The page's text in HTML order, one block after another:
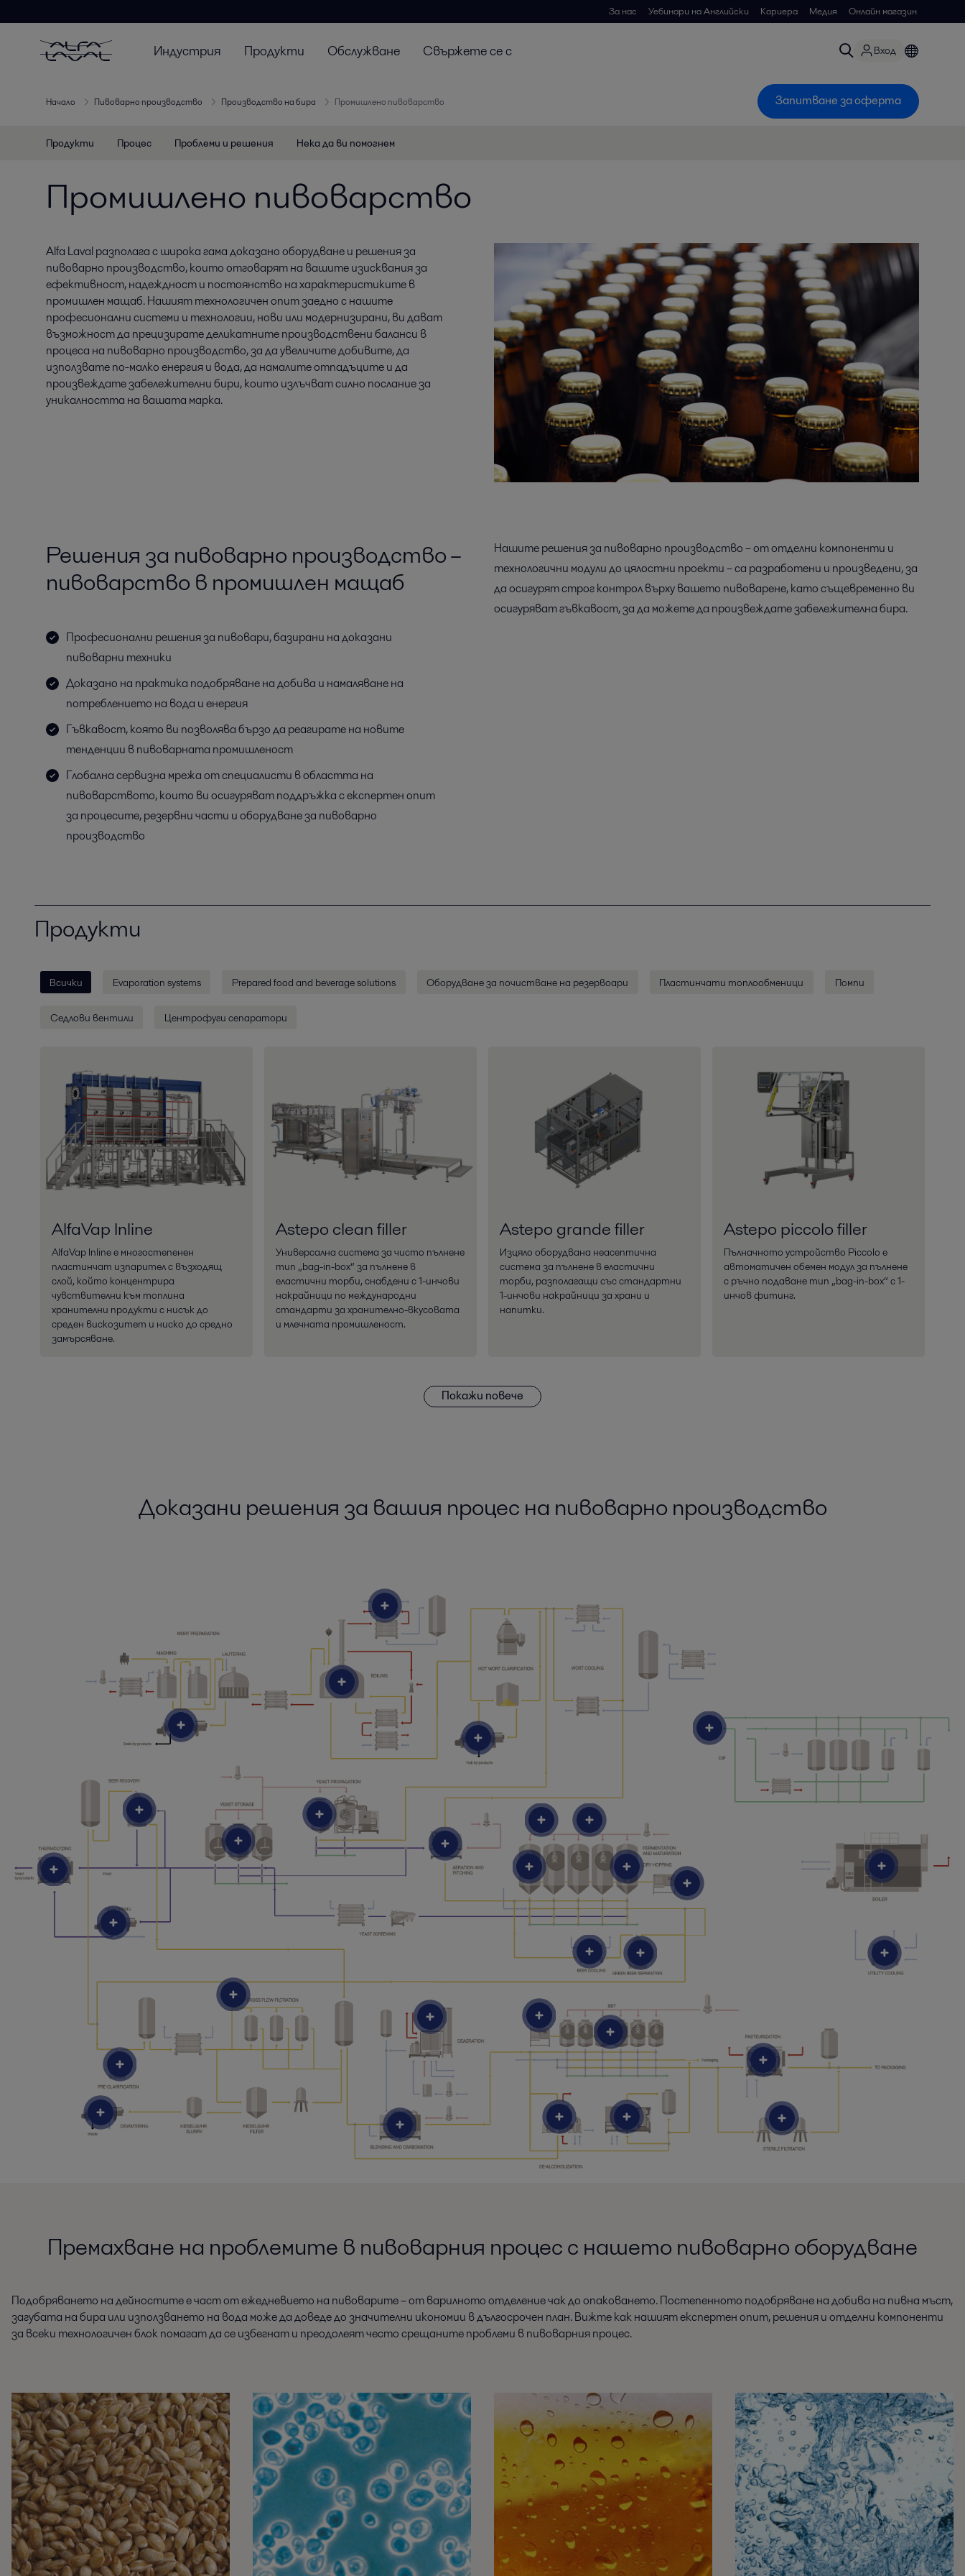
За нас Уебинари на Английски Кариера Медия Онлайн магазин
Индустрия Продукти Обслужване Свържете се с Вход
Начало Пивоварно производство Производство на бира Промишлено пивоварство Запитване за оферта
Продукти Процес Проблеми и решения Нека да ви помогнем
Промишлено пивоварство
Alfa Laval разполага с широка гама доказано оборудване и решения за
пивоварно производство, които отговарят на вашите изисквания за
ефективност, надеждност и постоянство на характеристиките в
промишлен мащаб. Нашият технологичен опит заедно с нашите
професионални системи и технологии, нови или модернизирани, ви дават
възможност да прецизирате деликатните производствени баланси в
процеса на пивоварно производство, за да увеличите добивите, да
използвате по-малко енергия и вода, да намалите отпадъците и да
произвеждате забележителни бири, които излъчват силно послание за
уникалността на вашата марка.
Решения за пивоварно производство –
пивоварство в промишлен мащаб
Професионални решения за пивовари, базирани на доказани
пивоварни техники
Доказано на практика подобряване на добива и намаляване на
потреблението на вода и енергия
Гъвкавост, която ви позволява бързо да реагирате на новите
тенденции в пивоварната промишленост
Глобална сервизна мрежа от специалисти в областта на
пивоварството, които ви осигуряват поддръжка с експертен опит
за процесите, резервни части и оборудване за пивоварно
производство
Нашите решения за пивоварно производство – от отделни компоненти и
технологични модули до цялостни проекти – са разработени и произведени, за
да осигурят строг контрол върху вашето пивоварене, като същевременно ви
осигуряват гъвкавост, за да можете да произвеждате забележителна бира.
Продукти
Всички Evaporation systems Prepared food and beverage solutions Оборудване за почистване на резервоари Пластинчати топлообменици Помпи
Седлови вентили Центрофуги сепаратори
AlfaVap Inline
AlfaVap Inline е многостепенен
пластинчат изпарител с възходящ
слой, който концентрира
чувствителни към топлина
хранителни продукти с нисък до
среден вискозитет и ниско до средно
замърсяване.
Astepo clean filler
Универсална система за чисто пълнене
тип „bag-in-box“ за пълнене в
еластични торби, снабдени с 1-инчови
накрайници по международни
стандарти за хранително-вкусовата
и млечната промишленост.
Astepo grande filler
Изцяло оборудвана неасептична
система за пълнене в еластични
торби, разполагащи със стандартни
1-инчови накрайници за храни и
напитки.
Astepo piccolo filler
Пълначното устройство Piccolo е
автоматичен обемен модул за пълнене
с ръчно подаване тип „bag-in-box“ с 1-
инчов фитинг.
Покажи повече
Доказани решения за вашия процес на пивоварно производство
Премахване на проблемите в пивоварния процес с нашето пивоварно оборудване
Подобряването на дейностите е част от ежедневието на пивоварите – от варилното отделение чак до опаковането. Постепенното подобряване на добива на пивна мъст,
загубата на бира или използването на вода може да доведе до значителни икономии в дългосрочен план. Вижте как нашият експертен опит, решения и отделни компоненти
за всеки технологичен блок помагат да се избегнат и преодолеят често срещаните проблеми в пивоварния процес.